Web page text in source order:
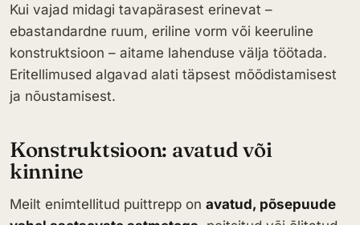
Kui vajad midagi tavapärasest erinevat –
ebastandardne ruum, eriline vorm või keeruline
konstruktsioon – aitame lahenduse välja töötada.
Eritellimused algavad alati täpsest mõõdistamisest
ja nõustamisest.
Konstruktsioon: avatud või
kinnine
Meilt enimtellitud puittrepp on avatud, põsepuude